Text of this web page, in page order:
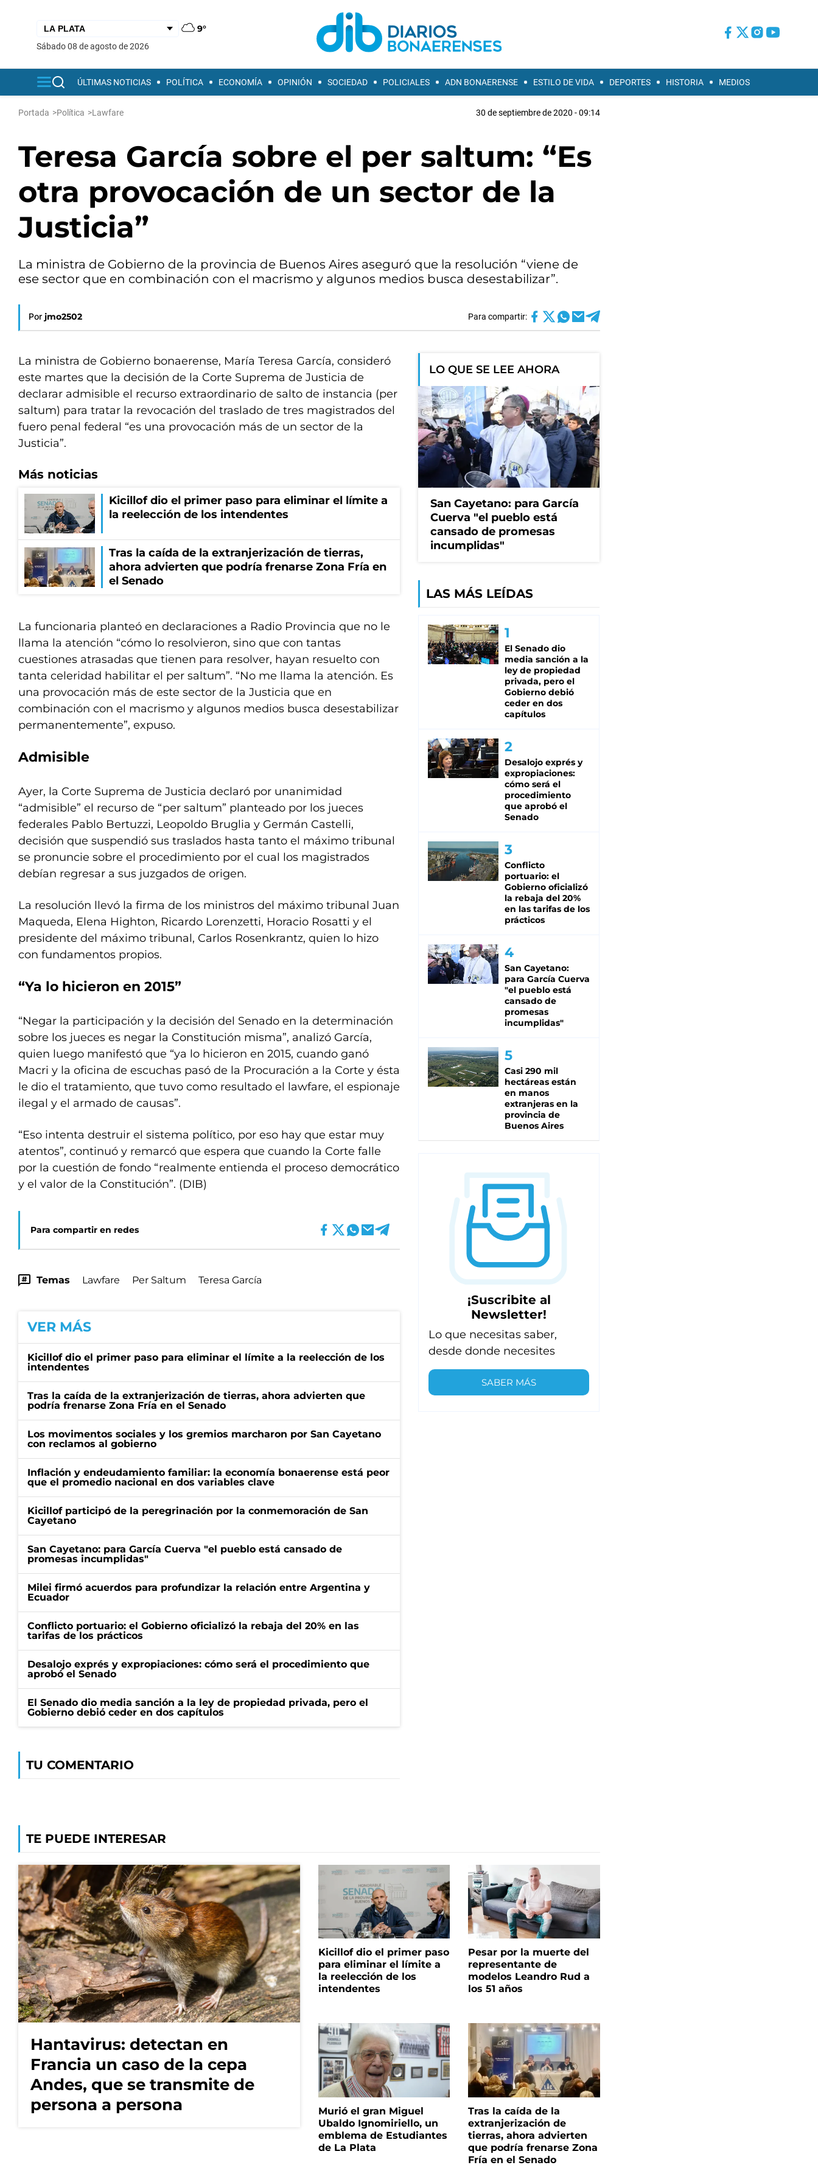
9°
sábado 08 de agosto de 2026
ÚLTIMAS NOTICIAS POLÍTICA ECONOMÍA OPINIÓN SOCIEDAD POLICIALES ADN BONAERENSE ESTILO DE VIDA DEPORTES HISTORIA MEDIOS
Portada >Política >Lawfare 30 de septiembre de 2020 - 09:14
Teresa García sobre el per saltum: “Es
otra provocación de un sector de la
Justicia”
La ministra de Gobierno de la provincia de Buenos Aires aseguró que la resolución “viene de
ese sector que en combinación con el macrismo y algunos medios busca desestabilizar”.
Por jmo2502 Para compartir:
La ministra de Gobierno bonaerense, María Teresa García, consideró
este martes que la decisión de la Corte Suprema de Justicia de
declarar admisible el recurso extraordinario de salto de instancia (per
saltum) para tratar la revocación del traslado de tres magistrados del
fuero penal federal “es una provocación más de un sector de la
Justicia”.
Más noticias
Kicillof dio el primer paso para eliminar el límite a
la reelección de los intendentes
Tras la caída de la extranjerización de tierras,
ahora advierten que podría frenarse Zona Fría en
el Senado
La funcionaria planteó en declaraciones a Radio Provincia que no le
llama la atención “cómo lo resolvieron, sino que con tantas
cuestiones atrasadas que tienen para resolver, hayan resuelto con
tanta celeridad habilitar el per saltum”. “No me llama la atención. Es
una provocación más de este sector de la Justicia que en
combinación con el macrismo y algunos medios busca desestabilizar
permanentemente”, expuso.
Admisible
Ayer, la Corte Suprema de Justicia declaró por unanimidad
“admisible” el recurso de “per saltum” planteado por los jueces
federales Pablo Bertuzzi, Leopoldo Bruglia y Germán Castelli,
decisión que suspendió sus traslados hasta tanto el máximo tribunal
se pronuncie sobre el procedimiento por el cual los magistrados
debían regresar a sus juzgados de origen.
La resolución llevó la firma de los ministros del máximo tribunal Juan
Maqueda, Elena Highton, Ricardo Lorenzetti, Horacio Rosatti y el
presidente del máximo tribunal, Carlos Rosenkrantz, quien lo hizo
con fundamentos propios.
“Ya lo hicieron en 2015”
“Negar la participación y la decisión del Senado en la determinación
sobre los jueces es negar la Constitución misma”, analizó García,
quien luego manifestó que “ya lo hicieron en 2015, cuando ganó
Macri y la oficina de escuchas pasó de la Procuración a la Corte y ésta
le dio el tratamiento, que tuvo como resultado el lawfare, el espionaje
ilegal y el armado de causas”.
“Eso intenta destruir el sistema político, por eso hay que estar muy
atentos”, continuó y remarcó que espera que cuando la Corte falle
por la cuestión de fondo “realmente entienda el proceso democrático
y el valor de la Constitución”. (DIB)
Para compartir en redes
Temas Lawfare Per Saltum Teresa García
VER MÁS
Kicillof dio el primer paso para eliminar el límite a la reelección de los
intendentes
Tras la caída de la extranjerización de tierras, ahora advierten que
podría frenarse Zona Fría en el Senado
Los movimentos sociales y los gremios marcharon por San Cayetano
con reclamos al gobierno
Inflación y endeudamiento familiar: la economía bonaerense está peor
que el promedio nacional en dos variables clave
Kicillof participó de la peregrinación por la conmemoración de San
Cayetano
San Cayetano: para García Cuerva "el pueblo está cansado de
promesas incumplidas"
Milei firmó acuerdos para profundizar la relación entre Argentina y
Ecuador
Conflicto portuario: el Gobierno oficializó la rebaja del 20% en las
tarifas de los prácticos
Desalojo exprés y expropiaciones: cómo será el procedimiento que
aprobó el Senado
El Senado dio media sanción a la ley de propiedad privada, pero el
Gobierno debió ceder en dos capítulos
TU COMENTARIO
LO QUE SE LEE AHORA
San Cayetano: para García
Cuerva "el pueblo está
cansado de promesas
incumplidas"
LAS MÁS LEÍDAS
El Senado dio
media sanción a la
ley de propiedad
privada, pero el
Gobierno debió
ceder en dos
capítulos
Desalojo exprés y
expropiaciones:
cómo será el
procedimiento
que aprobó el
Senado
Conflicto
portuario: el
Gobierno oficializó
la rebaja del 20%
en las tarifas de los
prácticos
San Cayetano:
para García Cuerva
"el pueblo está
cansado de
promesas
incumplidas"
Casi 290 mil
hectáreas están
en manos
extranjeras en la
provincia de
Buenos Aires
¡Suscribite al
Newsletter!
Lo que necesitas saber,
desde donde necesites
SABER MÁS
TE PUEDE INTERESAR
Hantavirus: detectan en
Francia un caso de la cepa
Andes, que se transmite de
persona a persona
Kicillof dio el primer paso
para eliminar el límite a
la reelección de los
intendentes
Pesar por la muerte del
representante de
modelos Leandro Rud a
los 51 años
Murió el gran Miguel
Ubaldo Ignomiriello, un
emblema de Estudiantes
de La Plata
Tras la caída de la
extranjerización de
tierras, ahora advierten
que podría frenarse Zona
Fría en el Senado